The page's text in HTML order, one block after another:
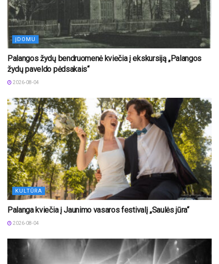
ĮDOMU
Palangos žydų bendruomenė kviečia į ekskursiją „Palangos
žydų paveldo pėdsakais“
2026-08-04
KULTŪRA
Palanga kviečia į Jaunimo vasaros festivalį „Saulės jūra“
2026-08-04